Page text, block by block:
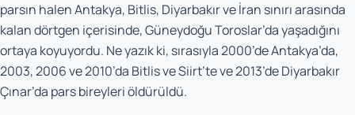
parsın halen Antakya, Bitlis, Diyarbakır ve İran sınırı arasında
kalan dörtgen içerisinde, Güneydoğu Toroslar’da yaşadığını
ortaya koyuyordu. Ne yazık ki, sırasıyla 2000’de Antakya’da,
2003, 2006 ve 2010’da Bitlis ve Siirt’te ve 2013’de Diyarbakır
Çınar’da pars bireyleri öldürüldü.